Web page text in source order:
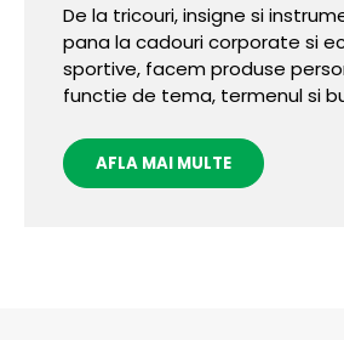
De la tricouri, insigne si
pana la cadouri corporate si
sportive, facem produse
functie de tema, termenul si
AFLA MAI MULTE